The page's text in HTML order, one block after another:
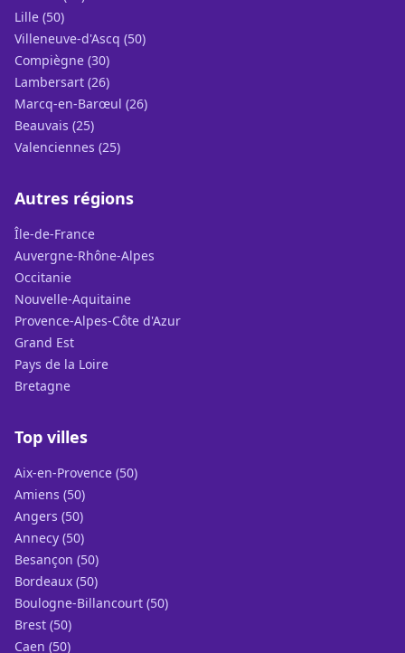
Lille (50)
Villeneuve-d'Ascq (50)
Compiègne (30)
Lambersart (26)
Marcq-en-Barœul (26)
Beauvais (25)
Valenciennes (25)
Autres régions
Île-de-France
Auvergne-Rhône-Alpes
Occitanie
Nouvelle-Aquitaine
Provence-Alpes-Côte d'Azur
Grand Est
Pays de la Loire
Bretagne
Top villes
Aix-en-Provence (50)
Amiens (50)
Angers (50)
Annecy (50)
Besançon (50)
Bordeaux (50)
Boulogne-Billancourt (50)
Brest (50)
Caen (50)